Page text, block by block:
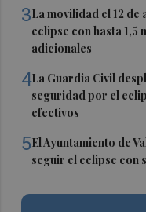
3La movilidad el 12
eclipse con hasta 1,5
adicionales
4La Guardia Civil
seguridad por el
efectivos
5El Ayuntamiento de
seguir el eclipse con